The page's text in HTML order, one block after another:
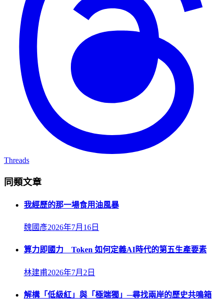
Threads
同類文章
我經歷的那一場食用油風暴
魏國彥2026年7月16日
算力即國力 Token 如何定義AI時代的第五生產要素
林建甫2026年7月2日
解構「低級紅」與「極端獨」─尋找兩岸的歷史共鳴箱